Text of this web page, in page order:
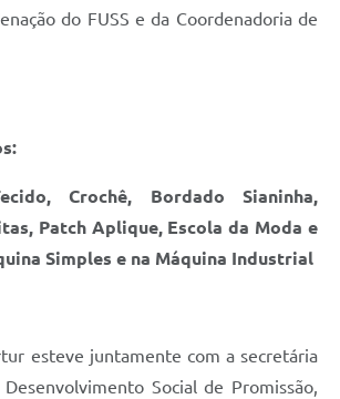
do FUSS e da Coordenadoria de
Crochê, Bordado Sianinha,
Patch Aplique, Escola da Moda e
Simples e na Máquina Industrial
esteve juntamente com a secretária
Social de Promissão,